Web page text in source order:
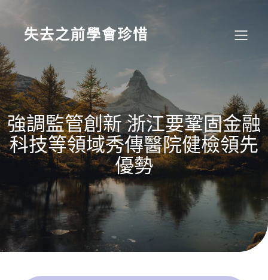
content
失去之前學會珍惜
強調監管創新 浙江要鞏固金融
科技等領域秀傳醫院健檢領先
優勢